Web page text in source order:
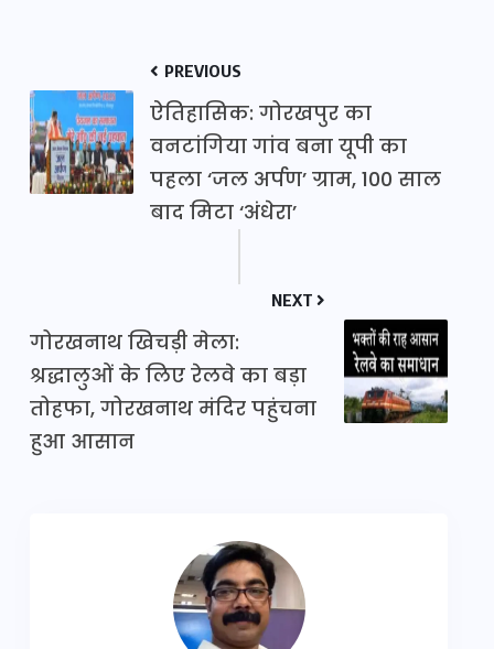
PREVIOUS
ऐतिहासिक: गोरखपुर का
वनटांगिया गांव बना यूपी का
पहला ‘जल अर्पण’ ग्राम, 100 साल
बाद मिटा ‘अंधेरा’
NEXT
गोरखनाथ खिचड़ी मेला:
श्रद्धालुओं के लिए रेलवे का बड़ा
तोहफा, गोरखनाथ मंदिर पहुंचना
हुआ आसान